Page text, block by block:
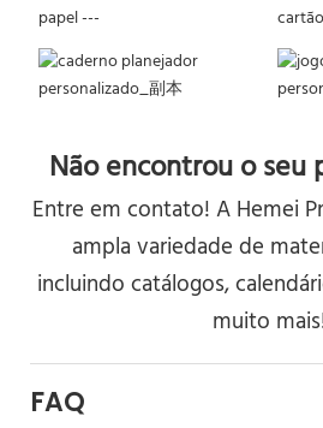
Não encontrou o seu
Entre em contato! A Hemei
ampla variedade de
incluindo catálogos,
muito
FAQ